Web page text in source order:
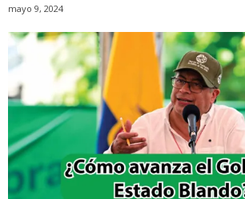
mayo 9, 2024